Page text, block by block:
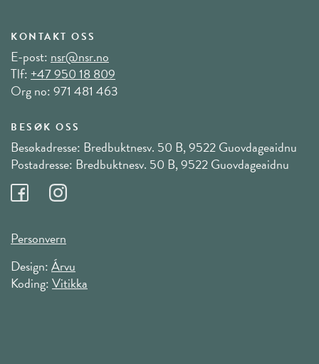
KONTAKT OSS
E-post: nsr@nsr.no
Tlf:+47 950 18 809
Org no: 971 481 463
BESØK OSS
Besøkadresse: Bredbuktnesv. 50 B, 9522 Guovdageaidnu
Postadresse: Bredbuktnesv. 50 B, 9522 Guovdageaidnu
Personvern
Design:Árvu
Koding:Vitikka